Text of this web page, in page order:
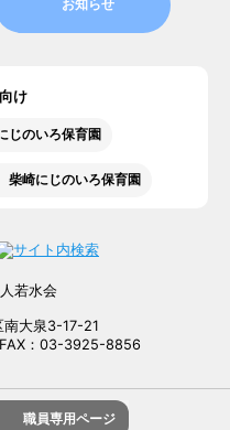
お知らせ
け
じのいろ保育園
柴崎にじのいろ保育園
大泉3-17-21
：03-3925-8856
職員専用ページ